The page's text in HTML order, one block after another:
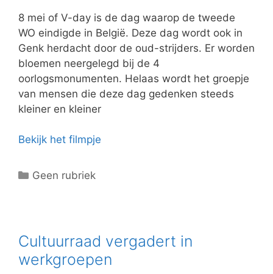
e
ë
n
8 mei of V-day is de dag waarop de tweede
WO eindigde in België. Deze dag wordt ook in
Genk herdacht door de oud-strijders. Er worden
bloemen neergelegd bij de 4
oorlogsmonumenten. Helaas wordt het groepje
van mensen die deze dag gedenken steeds
kleiner en kleiner
Bekijk het filmpje
C
g
r
Geen rubriek
Cultuurraad vergadert in
werkgroepen